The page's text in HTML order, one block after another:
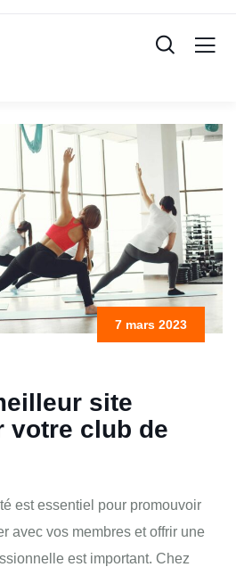
7 mars 2023
site
votre club de
est essentiel pour promouvoir
avec vos membres et offrir une
est important. Chez